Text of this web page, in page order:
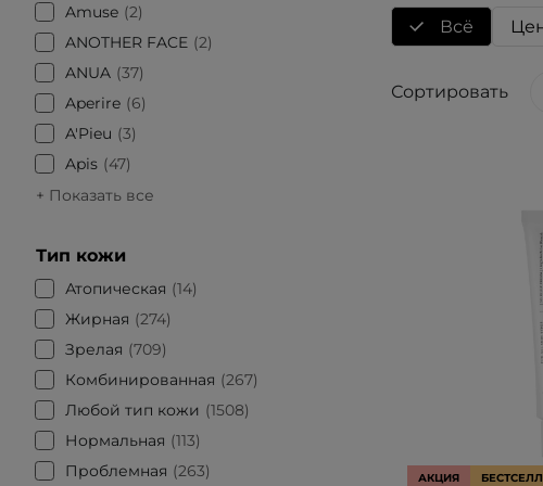
Amuse 2
ANOTHER FACE 2
ANUA 37
Aperire
6
A'Pieu
3
Apis
47
+ Показать все
Тип кожи
Атопическая
14
Жирная
274
Зрелая
709
Комбинированная
267
Любой тип кожи
1508
Нормальная
113
Проблемная
263
Всё
Сортировать
АКЦИЯ